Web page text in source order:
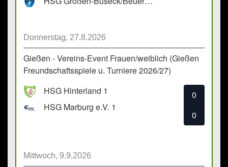
Donnerstag, 27.8.2026
Gießen - Vereins-Event Frauen/weiblich (Gießen
Freundschaftsspiele u. Turniere 2026/27)
HSG Hinterland 1
HSG Marburg e.V. 1
0
0
Mittwoch, 9.9.2026